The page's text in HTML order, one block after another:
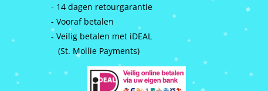
- 14 dagen retourgarantie
- Vooraf betalen
- Veilig betalen met iDEAL
(St. Mollie Payments)